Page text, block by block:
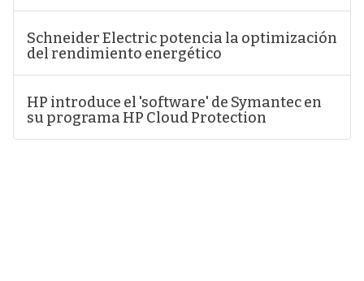
Schneider Electric potencia la optimización
del rendimiento energético
HP introduce el 'software' de Symantec en
su programa HP Cloud Protection